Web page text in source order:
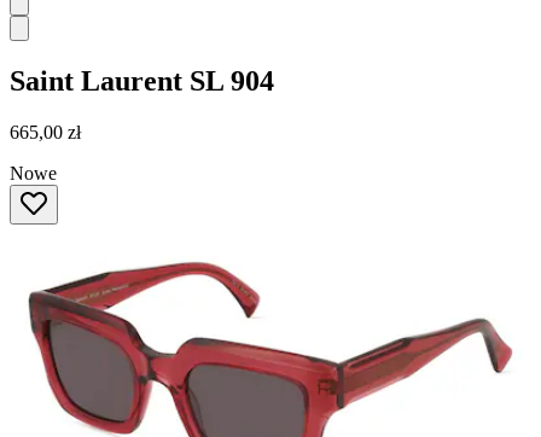
Saint Laurent SL 904
665,00 zł
Nowe